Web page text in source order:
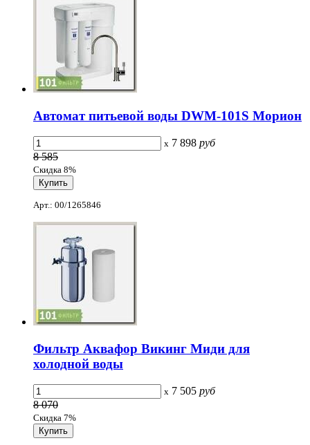
Автомат питьевой воды DWM-101S Морион
x 7 898 руб
8 585
Скидка 8%
Арт.: 00/1265846
Фильтр Аквафор Викинг Миди для
холодной воды
x 7 505 руб
8 070
Скидка 7%